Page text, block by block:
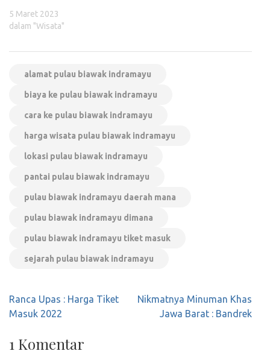
5 Maret 2023
dalam "Wisata"
alamat pulau biawak indramayu
biaya ke pulau biawak indramayu
cara ke pulau biawak indramayu
harga wisata pulau biawak indramayu
lokasi pulau biawak indramayu
pantai pulau biawak indramayu
pulau biawak indramayu daerah mana
pulau biawak indramayu dimana
pulau biawak indramayu tiket masuk
sejarah pulau biawak indramayu
Navigasi
pos
Ranca Upas : Harga Tiket
Masuk 2022
Nikmatnya Minuman Khas
Jawa Barat : Bandrek
1 Komentar